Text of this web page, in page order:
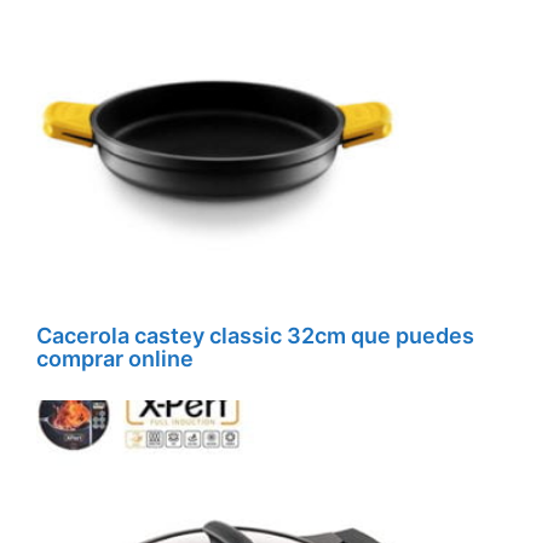
Cacerola castey classic 32cm que puedes
comprar online